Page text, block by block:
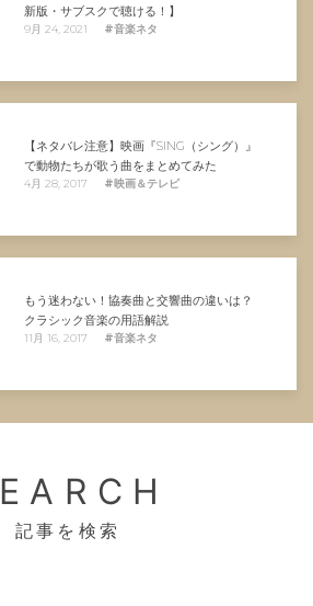
新版・サブスクで聴ける！】
9月 24, 2021 #音楽ネタ
【ネタバレ注意】映画『SING（シング）』
で動物たちが歌う曲をまとめてみた
4月 28, 2017 #映画＆テレビ
もう迷わない！協奏曲と交響曲の違いは？
クラシック音楽の用語解説
11月 16, 2017 #音楽ネタ
記事を検索